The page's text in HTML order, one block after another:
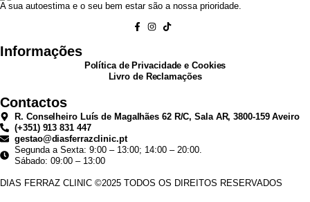
A sua autoestima e o seu bem estar são a nossa prioridade.
Informações
Política de Privacidade e Cookies
Livro de Reclamações
Contactos
R. Conselheiro Luís de Magalhães 62 R/C, Sala AR, 3800-159 Aveiro
(+351) 913 831 447
gestao@diasferrazclinic.pt
Segunda a Sexta: 9:00 – 13:00; 14:00 – 20:00.
Sábado: 09:00 – 13:00
DIAS FERRAZ CLINIC ©2025 TODOS OS DIREITOS RESERVADOS